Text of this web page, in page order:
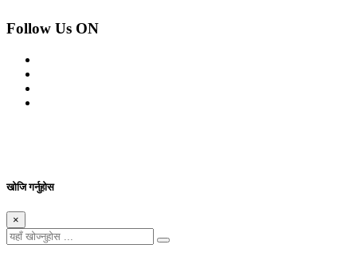
Follow Us ON
खोजि गर्नुहोस
×